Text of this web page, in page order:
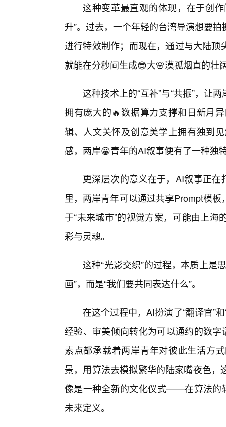
这种变革最直观的体现，在于创
升”。过去，一个年轻的台湾导演想要
进行特效制作；而现在，通过与大陆
就能在分秒间生成😎大🌸漠孤烟直的壮
这种技术上的“互补”与“共振”，让
拥有庞大的🔥数据算力支撑和日新月
辑、人文关怀及创意美学上拥有独到
感，两岸😀青年的AI叙事便有了一种独
更深层次的意义在于，AI叙事正在
里，两岸青年可以通过共享Prompt模
于“未来城市”的视觉方案，可能由上
彩与灵魂。
这种“光影交织”的过程，本质上是
画”，而是“我们要共同表达什么”。
在这个过程中，AI扮演了“翻译官”
经验、审美倾向转化为可以通约的数
素点都承载着两岸青年对彼此生活方
景，用算法去模拟繁华的陆家嘴夜色
像是一种全新的文化仪式——在算法的
未来定义。